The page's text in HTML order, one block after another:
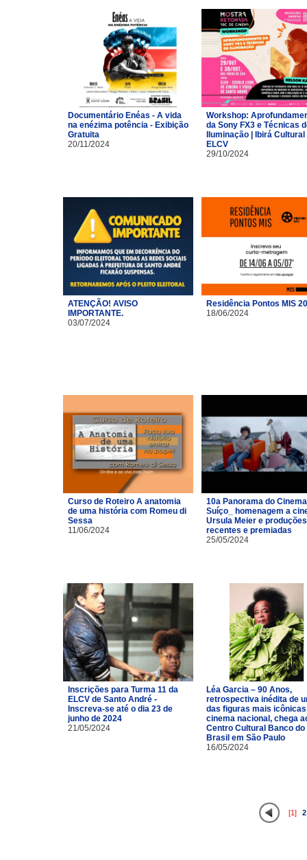
Documentário Enéas - A vida
na enézima potência - Exibição
Gratuita
20/11/2024
Workshop:
da Sony FX3 e Técnicas
Iluminação | Ibirá Cultural
ELCV
29/10/2024
ATENÇÃO! AVISO
IMPORTANTE.
03/07/2024
Residência Pontos MIS
18/06/2024
Curso de Roteiro A anatomia
de uma história com Romeu di
Sessa
11/06/2024
10a Panorama do Cinema
Suíço_ homenagem a
Ursula Meier e produções
recentes e premiadas
25/05/2024
Inscrições para Turma 11 da
ELCV de Santo André -
Inscreva-se até o dia 23 de
junho de 2024
21/05/2024
Léa Garcia – 90 Anos,
retrospectiva inédita de
das figuras mais
cinema nacional, chega
Centro Cultural Banco do
Brasil em São Paulo
16/05/2024
[1] 2